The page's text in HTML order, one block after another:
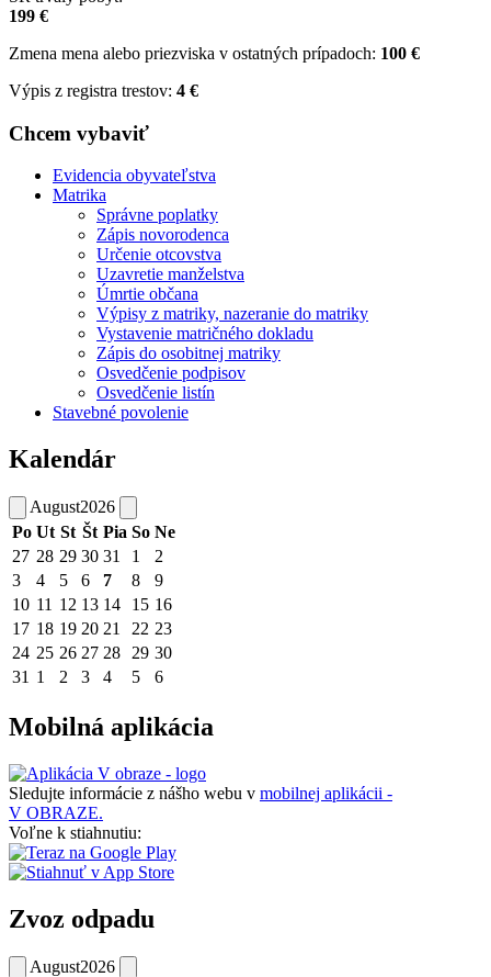
199 €
Zmena mena alebo priezviska v ostatných prípadoch: 100 €
Výpis z registra trestov: 4 €
Chcem vybaviť
Evidencia obyvateľstva
Matrika
Správne poplatky
Zápis novorodenca
Určenie otcovstva
Uzavretie manželstva
Úmrtie občana
Výpisy z matriky, nazeranie do matriky
Vystavenie matričného dokladu
Zápis do osobitnej matriky
Osvedčenie podpisov
Osvedčenie listín
Stavebné povolenie
Kalendár
August2026
Po Ut St Št Pia So Ne
27 28 29 30 31 1
2
3
4 5 6 7 8
9
10 11 12 13 14 15 16
17 18 19 20 21 22 23
24 25 26 27 28 29 30
31 1 2 3 4 5 6
Mobilná aplikácia
Sledujte informácie z nášho webu v mobilnej aplikácii -
V OBRAZE.
Voľne k stiahnutiu:
Zvoz odpadu
August2026